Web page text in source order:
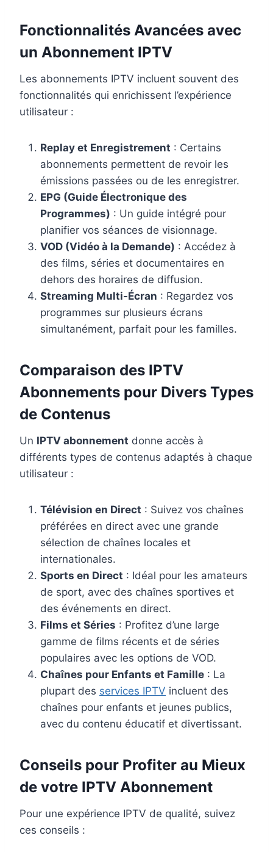
Fonctionnalités Avancées avec
un Abonnement IPTV
Les abonnements IPTV incluent souvent des
fonctionnalités qui enrichissent l’expérience
utilisateur :
Replay et Enregistrement : Certains
abonnements permettent de revoir les
émissions passées ou de les enregistrer.
EPG (Guide Électronique des
Programmes) : Un guide intégré pour
planifier vos séances de visionnage.
VOD (Vidéo à la Demande) : Accédez à
des films, séries et documentaires en
dehors des horaires de diffusion.
Streaming Multi-Écran : Regardez vos
programmes sur plusieurs écrans
simultanément, parfait pour les familles.
Comparaison des IPTV
Abonnements pour Divers Types
de Contenus
Un IPTV abonnement donne accès à
différents types de contenus adaptés à chaque
utilisateur :
Télévision en Direct : Suivez vos chaînes
préférées en direct avec une grande
sélection de chaînes locales et
internationales.
Sports en Direct : Idéal pour les amateurs
de sport, avec des chaînes sportives et
des événements en direct.
Films et Séries : Profitez d’une large
gamme de films récents et de séries
populaires avec les options de VOD.
Chaînes pour Enfants et Famille : La
plupart des services IPTV incluent des
chaînes pour enfants et jeunes publics,
avec du contenu éducatif et divertissant.
Conseils pour Profiter au Mieux
de votre IPTV Abonnement
Pour une expérience IPTV de qualité, suivez
ces conseils :